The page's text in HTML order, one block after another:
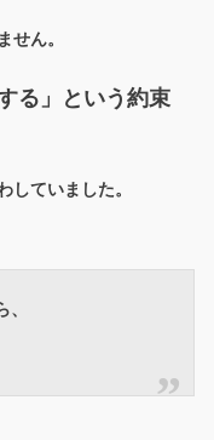
せん。
る」という約束
していました。